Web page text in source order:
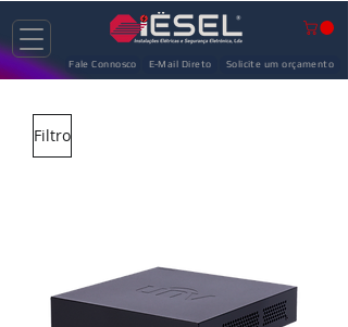
Fale Connosco E-Mail Direto Solicite um orçamento
Filtro